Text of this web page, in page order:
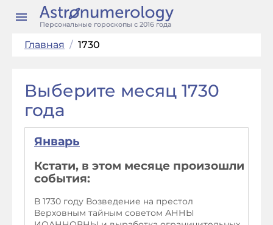
Персональные гороскопы с 2016 года
Главная / 1730
Выберите месяц 1730
года
Январь
Кстати, в этом месяце произошли
события:
В 1730 году Возведение на престол
Верховным тайным советом АННЫ